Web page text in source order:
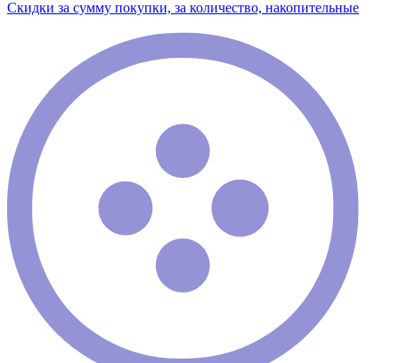
Скидки за сумму покупки, за количество, накопительные